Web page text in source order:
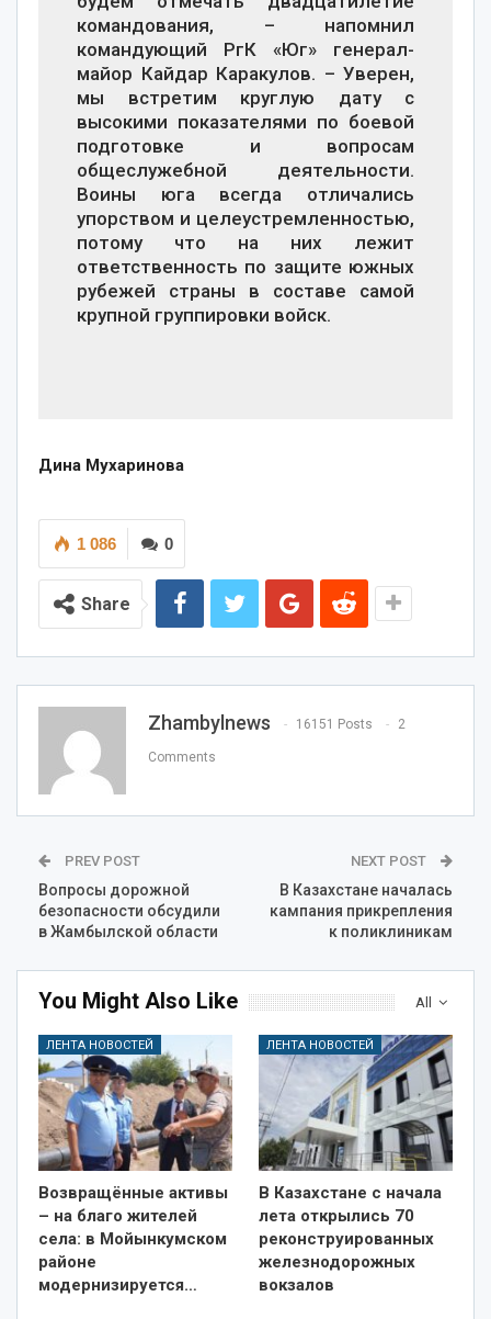
командования, – напомнил
командующий РгК «Юг» генерал-
майор Кайдар Каракулов. – Уверен,
мы встретим круглую дату с
высокими показателями по боевой
подготовке и вопросам
общеслужебной деятельности.
Воины юга всегда отличались
упорством и целеустремленностью,
потому что на них лежит
ответственность по защите южных
рубежей страны в составе самой
крупной группировки войск.
Дина Мухаринова
0
1 086
Share
Zhambylnews 16151 Posts 2
Comments
PREV POST
Вопросы дорожной
безопасности обсудили
в Жамбылской области
NEXT POST
В Казахстане началась
кампания прикрепления
к поликлиникам
All
You Might Also Like
ЛЕНТА НОВОСТЕЙ
Возвращённые активы
– на благо жителей
села: в Мойынкумском
районе
модернизируется…
ЛЕНТА НОВОСТЕЙ
В Казахстане с начала
лета открылись 70
реконструированных
железнодорожных
вокзалов